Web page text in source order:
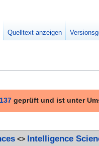
geprüft und ist unter
<> Intelligence
Quelltext anzeigen